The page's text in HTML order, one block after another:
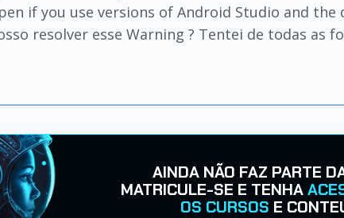
if you use versions of Android Studio and
resolver esse Warning ? Tentei de todas as
AINDA NÃO FAZ PARTE
MATRICULE-SE E TENHA
OS CURSOS E